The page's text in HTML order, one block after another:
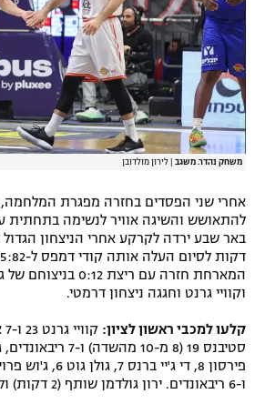
משחק נהדר. משגב לירון מולדובן
אחרי שני הפסדים בחזרה מפגרת המלחמה,
באר שבע ירדה לקרקע אחרי הניצחון הגדול
המארחת חזרה עם ריצת
וקוויי גרנט וחגגה ניצחון דרמטי.
קלעו למכבי ראשון לציון:
ו-6 ריבאונדים. ירון גולדמן שותף (2 דקות) ולא קלע.